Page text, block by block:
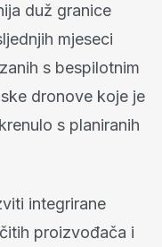
duž granice
mjeseci
s bespilotnim
dronove koje je
s planiranih
integrirane
proizvođača i